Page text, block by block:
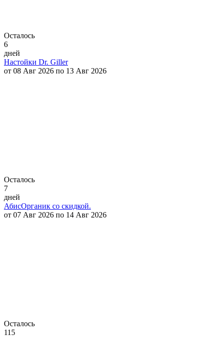
Осталось
6
дней
Настойки Dr. Giller
от 08 Авг 2026 по 13 Авг 2026
Осталось
7
дней
АбисОрганик со скидкой.
от 07 Авг 2026 по 14 Авг 2026
Осталось
115